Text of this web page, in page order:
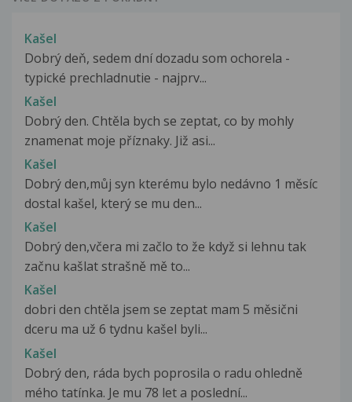
Kašel
Dobrý deň, sedem dní dozadu som ochorela -
typické prechladnutie - najprv...
Kašel
Dobrý den. Chtěla bych se zeptat, co by mohly
znamenat moje příznaky. Již asi...
Kašel
Dobrý den,můj syn kterému bylo nedávno 1 měsíc
dostal kašel, který se mu den...
Kašel
Dobrý den,včera mi začlo to že když si lehnu tak
začnu kašlat strašně mě to...
Kašel
dobri den chtěla jsem se zeptat mam 5 měsični
dceru ma už 6 tydnu kašel byli...
Kašel
Dobrý den, ráda bych poprosila o radu ohledně
mého tatínka. Je mu 78 let a poslední...